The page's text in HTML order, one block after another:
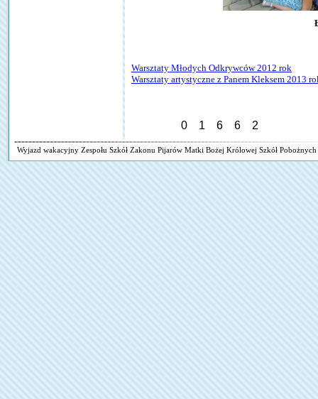
Warsztaty Młodych Odkrywców 2012 rok
Warsztaty artystyczne z Panem Kleksem 2013
Wyjazd wakacyjny Zespołu Szkół Zakonu Pijarów Matki Bożej Królowej Szkół